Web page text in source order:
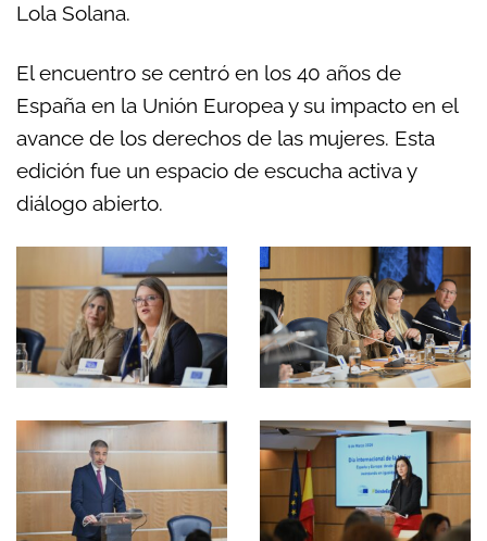
Lola Solana.
El encuentro se centró en los 40 años de
España en la Unión Europea y su impacto en el
avance de los derechos de las mujeres. Esta
edición fue un espacio de escucha activa y
diálogo abierto.